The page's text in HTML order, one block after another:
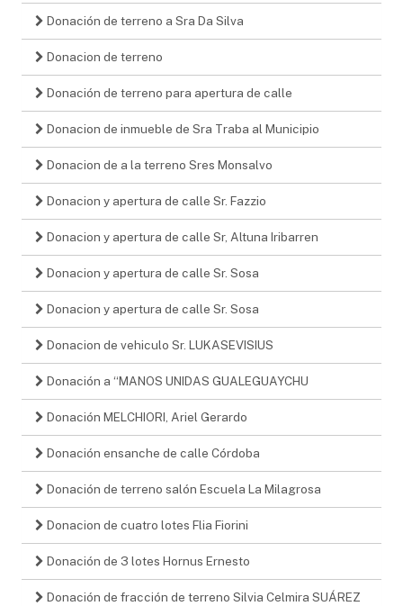
Donación de terreno a Sra Da Silva
Donacion de terreno
Donación de terreno para apertura de calle
Donacion de inmueble de Sra Traba al Municipio
Donacion de a la terreno Sres Monsalvo
Donacion y apertura de calle Sr. Fazzio
Donacion y apertura de calle Sr, Altuna Iribarren
Donacion y apertura de calle Sr. Sosa
Donacion y apertura de calle Sr. Sosa
Donacion de vehiculo Sr. LUKASEVISIUS
Donación a “MANOS UNIDAS GUALEGUAYCHU
Donación MELCHIORI, Ariel Gerardo
Donación ensanche de calle Córdoba
Donación de terreno salón Escuela La Milagrosa
Donacion de cuatro lotes Flia Fiorini
Donación de 3 lotes Hornus Ernesto
Donación de fracción de terreno Silvia Celmira SUÁREZ